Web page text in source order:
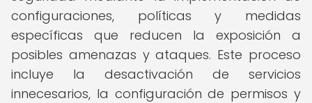
configuraciones, políticas y medidas
específicas que reducen la exposición a
posibles amenazas y ataques. Este proceso
incluye la desactivación de servicios
innecesarios, la configuración de permisos y